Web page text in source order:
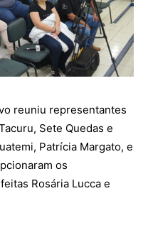
reuniu representantes
Sete Quedas e
Patrícia Margato, e
os
Rosária Lucca e